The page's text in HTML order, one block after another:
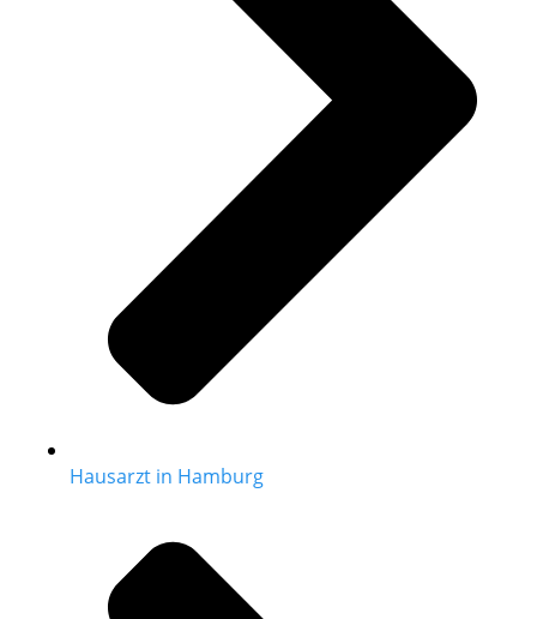
Hausarzt in Hamburg